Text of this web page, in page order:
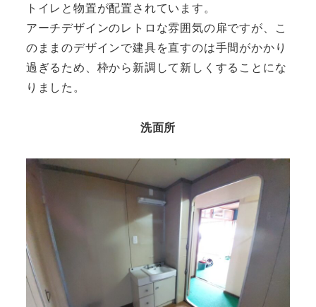
トイレと物置が配置されています。
アーチデザインのレトロな雰囲気の扉ですが、こ
のままのデザインで建具を直すのは手間がかかり
過ぎるため、枠から新調して新しくすることにな
りました。
洗面所